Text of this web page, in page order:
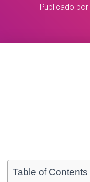
Publicado por
Table of Contents